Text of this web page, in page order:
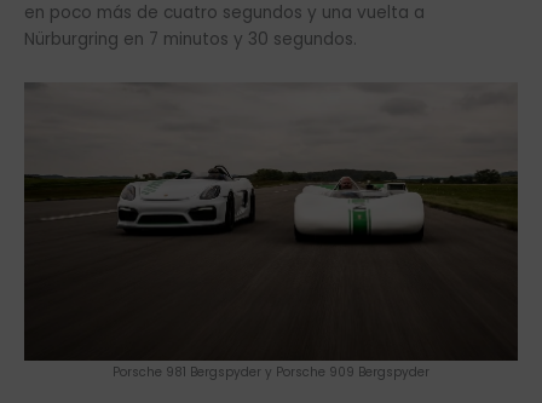
en poco más de cuatro segundos y una vuelta a
Nürburgring en 7 minutos y 30 segundos.
Porsche 981 Bergspyder y Porsche 909 Bergspyder